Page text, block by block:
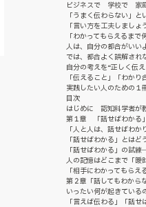
ビジネスで 学校で 家
「うまく伝わらない」と
「言い方を工夫しましょ
「わかってもらえるま
人は、自分の都合がいい
では、都合よく誤解され
自分の考えを“正しく伝
「伝えること」「わかり
実践したい人のための１
目次
はじめに 認知科学者が
第１章 「話せばわかる
「人と人は、話せばわか
「話せばわかる」とはど
「話せばわかる」の試
人の記憶はどこまで「曖
「相手にわかってもら
第２章「話してもわから
いったい何が起きている
「言えば伝わる」「話